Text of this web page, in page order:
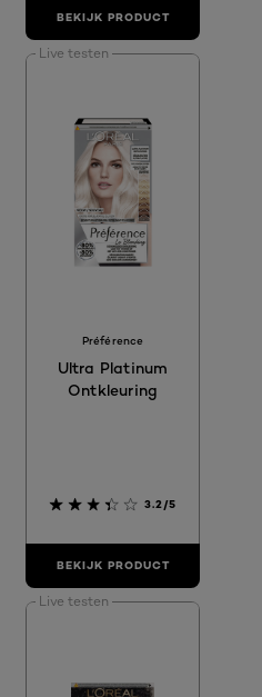
BEKIJK PRODUCT
Live testen
Préférence
Ultra Platinum
Ontkleuring
3.2/5
BEKIJK PRODUCT
Live testen